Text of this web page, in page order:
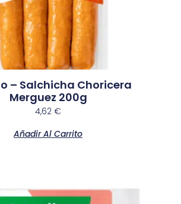
– Salchicha Choricera
Merguez 200g
4,62 €
Añadir Al Carrito